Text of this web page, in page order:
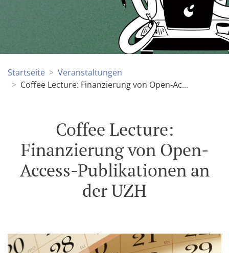
Startseite
Veranstaltungen
Coffee Lecture: Finanzierung von Open-Ac...
Coffee Lecture:
Finanzierung von Open-
Access-Publikationen an
der UZH